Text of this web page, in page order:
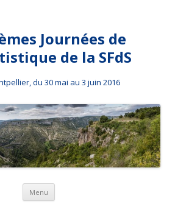
Journées de
de la SFdS
du 30 mai au 3 juin 2016
Menu Aller au contenu principal